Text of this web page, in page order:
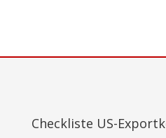
Checkliste US-